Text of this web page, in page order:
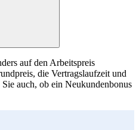
auf den Arbeitspreis
die Vertragslaufzeit und
auch, ob ein Neukundenbonus